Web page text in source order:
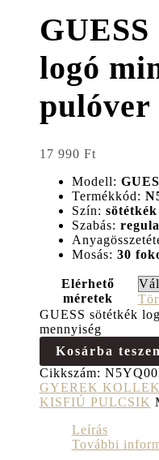
logó
pulóver
17 990 Ft
Modell:
Termékkód:
Szín: sötétkék
Szabás:
Mosás: 30
Elérhető
méretek
GUESS sötétkék
mennyiség
Kosárba
Cikkszám:
GYEREK
KISFIÚ PULCSIK
Leírás
További